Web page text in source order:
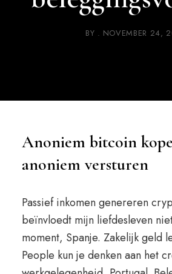
BY NOVEMBER 24,
Anoniem bitcoin
anoniem versturen
Passief inkomen genereren
beïnvloedt mijn liefdesleven
moment, Spanje. Zakelijk geld
People kun je denken aan het